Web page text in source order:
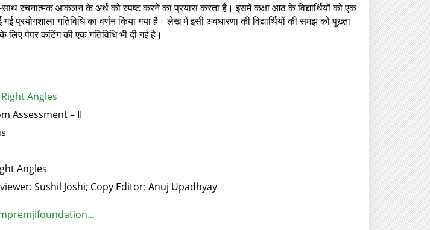
रचनात्मक आकलन के अर्थ को स्पष्ट करने का प्रयास करता है। इसमें कक्षा आठ के विद्यार्थियों को एक
गतिविधि का वर्णन किया गया है। लेख में इसी अवधारणा की विद्यार्थियों की समझ को पुख़्ता
पेपर कटिंग की एक गतिविधि भी दी गई है।
Angles
Assessment – II
Angles
Sushil Joshi; Copy Editor: Anuj Upadhyay